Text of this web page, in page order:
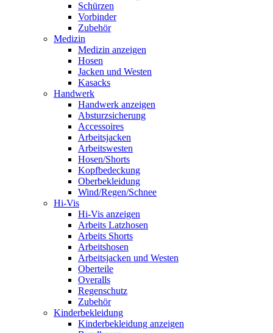
Schürzen
Vorbinder
Zubehör
Medizin
Medizin anzeigen
Hosen
Jacken und Westen
Kasacks
Handwerk
Handwerk anzeigen
Absturzsicherung
Accessoires
Arbeitsjacken
Arbeitswesten
Hosen/Shorts
Kopfbedeckung
Oberbekleidung
Wind/Regen/Schnee
Hi-Vis
Hi-Vis anzeigen
Arbeits Latzhosen
Arbeits Shorts
Arbeitshosen
Arbeitsjacken und Westen
Oberteile
Overalls
Regenschutz
Zubehör
Kinderbekleidung
Kinderbekleidung anzeigen